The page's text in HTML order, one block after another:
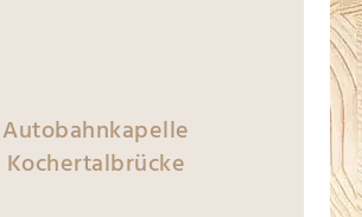
Autobahnkapelle
Kochertalbrücke